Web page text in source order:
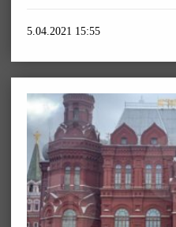
5.04.2021 15:55